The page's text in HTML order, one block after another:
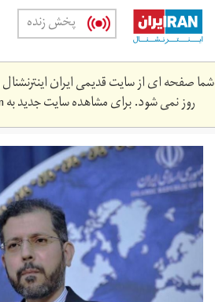
Skip
main
content
پخش زنده
شما صفحه ای از سایت قدیمی ایران
روز نمی شود. برای مشاهده سایت جدید به
kh.jpg